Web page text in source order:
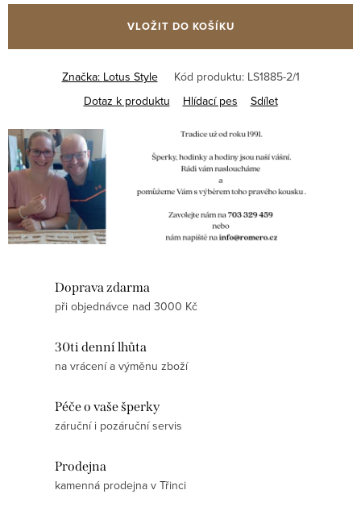
cena:
VLOŽIT DO KOŠÍKU
Značka: Lotus Style Kód produktu: LS1885-2/1
Dotaz k produktu
Hlídací pes Sdílet
Doprava zdarma
při objednávce nad 3000 Kč
30ti denní lhůta
na vrácení a výměnu zboží
Péče o vaše šperky
záruční i pozáruční servis
Prodejna
kamenná prodejna v Třinci